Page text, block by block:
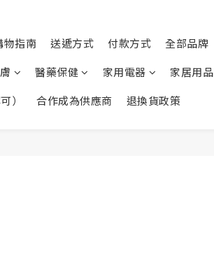
物指南 送遞方式 付款方式 全部品牌
醫藥保健 家用電器 家居用品
） 合作成為供應商 退換貨政策